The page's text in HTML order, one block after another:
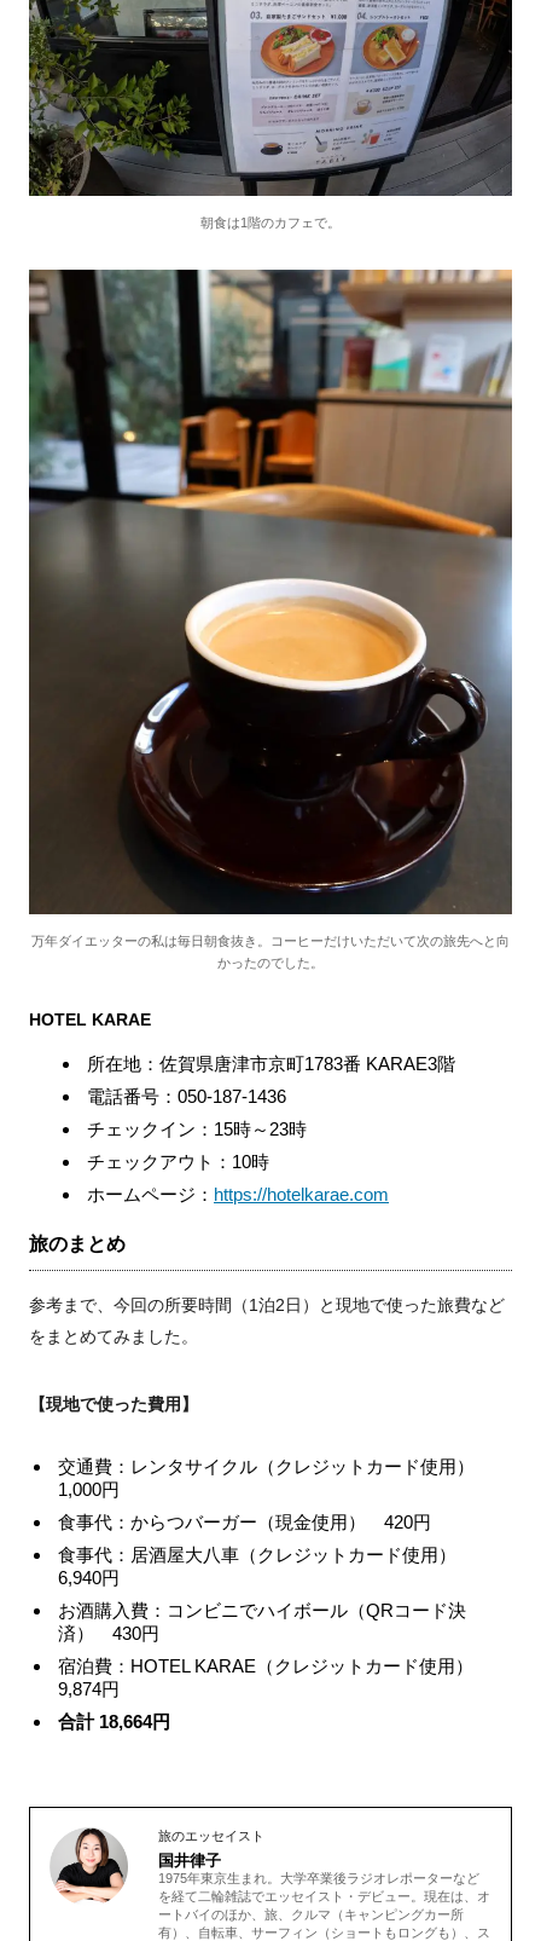
朝食は1階のカフェで。
万年ダイエッターの私は毎日朝食抜き。コーヒーだけいただいて次の旅先へと向
かったのでした。
HOTEL KARAE
所在地：佐賀県唐津市京町1783番 KARAE3階
電話番号：050-187-1436
チェックイン：15時～23時
チェックアウト：10時
ホームページ： https://hotelkarae.com
旅のまとめ
参考まで、今回の所要時間（1泊2日）と現地で使った旅費など
をまとめてみました。
【現地で使った費用】
交通費：レンタサイクル（クレジットカード使用）
1,000円
食事代：からつバーガー（現金使用） 420円
食事代：居酒屋大八車（クレジットカード使用）
6,940円
お酒購入費：コンビニでハイボール（QRコード決
済） 430円
宿泊費：HOTEL KARAE（クレジットカード使用）
9,874円
合計 18,664円
旅のエッセイスト
国井律子
1975年東京生まれ。大学卒業後ラジオレポーターなど
を経て二輪雑誌でエッセイスト・デビュー。現在は、オ
ートバイのほか、旅、クルマ（キャンピングカー所
有）、自転車、サーフィン（ショートもロングも）、ス